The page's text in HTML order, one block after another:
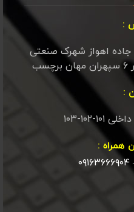
:
لرستان خرم آباد کیلومتر ۷ جاده اهواز شهرک صنعتی
:
همراه :
۰۹۱۶۳۶۶۶۹۰۴